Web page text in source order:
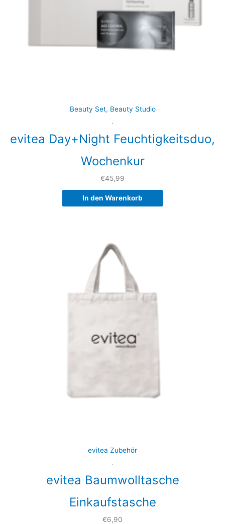
Beauty Set, Beauty Studio
.
evitea Day+Night Feuchtigkeitsduo,
Wochenkur
€45,99
In den Warenkorb
evitea Zubehör
.
evitea Baumwolltasche
Einkaufstasche
€6,90